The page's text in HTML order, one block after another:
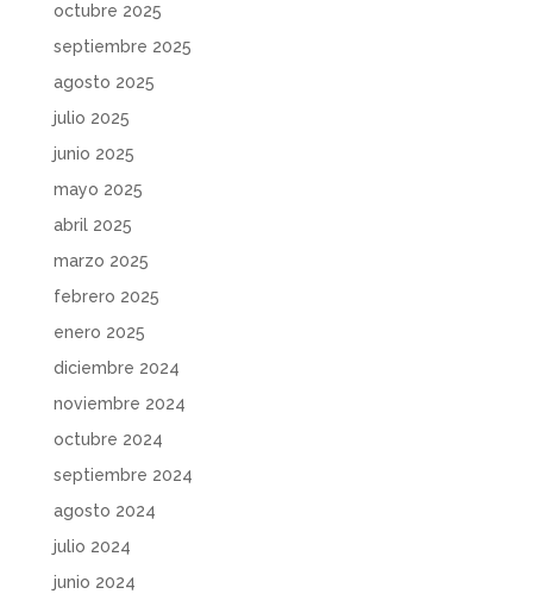
octubre 2025
septiembre 2025
agosto 2025
julio 2025
junio 2025
mayo 2025
abril 2025
marzo 2025
febrero 2025
enero 2025
diciembre 2024
noviembre 2024
octubre 2024
septiembre 2024
agosto 2024
julio 2024
junio 2024